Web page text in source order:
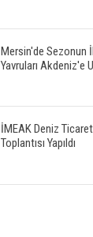
Mersin'de Sezonun
Yavruları Akdeniz'e
İMEAK Deniz
Toplantısı Yapıldı